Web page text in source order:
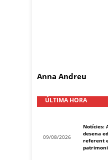
Anna Andreu
ÚLTIMA HORA
09/08/2026
Notícies:
desena
referent